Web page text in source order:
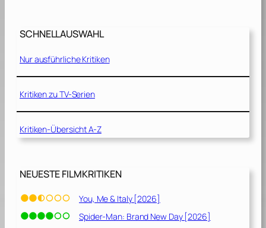
SCHNELLAUSWAHL
Nur ausführliche Kritiken
Kritiken zu TV-Serien
Kritiken-Übersicht A-Z
NEUESTE FILMKRITIKEN
You, Me & Italy [2026]
Spider-Man: Brand New Day [2026]